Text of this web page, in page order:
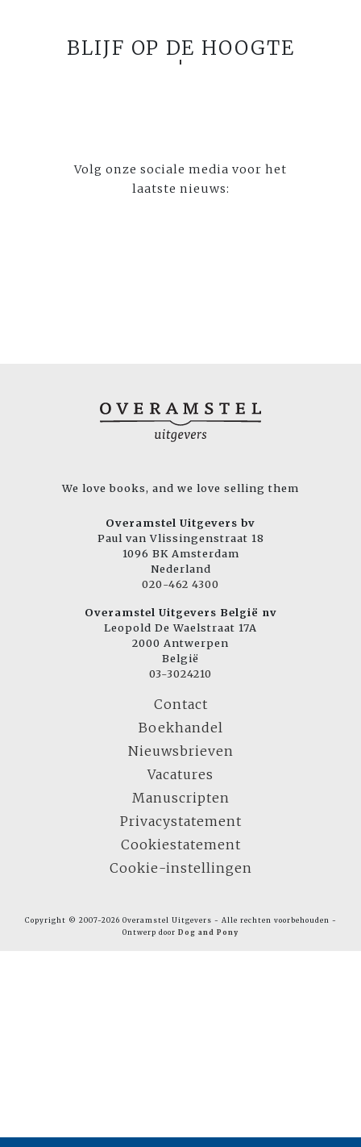
BLIJF OP DE HOOGTE
Volg onze sociale media voor het
laatste nieuws:
We love books, and we love selling them
Overamstel Uitgevers bv
Paul van Vlissingenstraat 18
1096 BK Amsterdam
Nederland
020-462 4300
Overamstel Uitgevers België nv
Leopold De Waelstraat 17A
2000 Antwerpen
België
03-3024210
Contact
Boekhandel
Nieuwsbrieven
Vacatures
Manuscripten
Privacystatement
Cookiestatement
Cookie-instellingen
Copyright © 2007-2026 Overamstel Uitgevers - Alle rechten voorbehouden -
Ontwerp door Dog and Pony